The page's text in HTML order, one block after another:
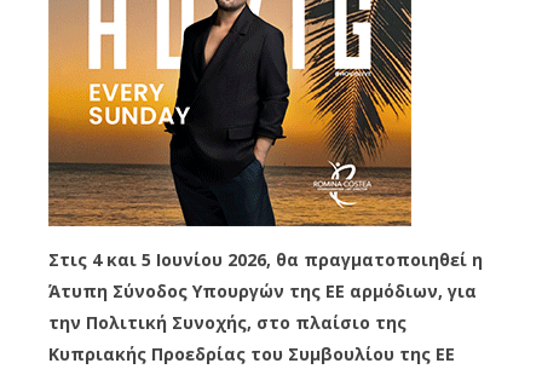
Στις 4 και 5 Ιουνίου 2026, θα πραγματοποιηθεί η
Άτυπη Σύνοδος Υπουργών της ΕΕ αρμόδιων, για
την Πολιτική Συνοχής, στο πλαίσιο της
Κυπριακής Προεδρίας του Συμβουλίου της ΕΕ